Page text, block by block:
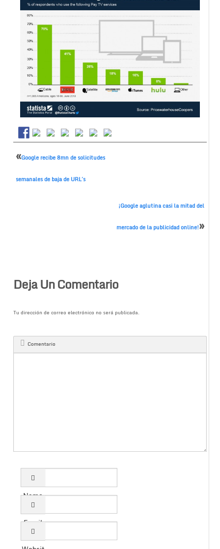
«Google recibe 8mn de solicitudes
semanales de baja de URL´s
¡Google aglutina casi la mitad del
mercado de la publicidad online!»
Deja Un Comentario
Tu dirección de correo electrónico no será publicada.
Comentario
Name
Email